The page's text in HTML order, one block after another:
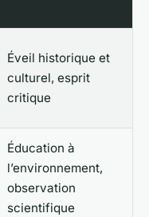
Éveil historique et
culturel, esprit
critique
Éducation à
l’environnement,
observation
scientifique